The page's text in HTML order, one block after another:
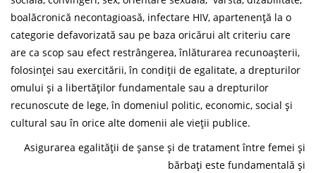
boalăcronică necontagioasă, infectare HIV, apartenență la o
categorie defavorizată sau pe baza oricărui alt criteriu care
are ca scop sau efect restrângerea, înlăturarea recunoașterii,
folosinței sau exercitării, în condiții de egalitate, a drepturilor
omului și a libertăților fundamentale sau a drepturilor
recunoscute de lege, în domeniul politic, economic, social și
cultural sau în orice alte domenii ale vieții publice.
Asigurarea egalității de șanse și de tratament între femei și
bărbați este fundamentală și